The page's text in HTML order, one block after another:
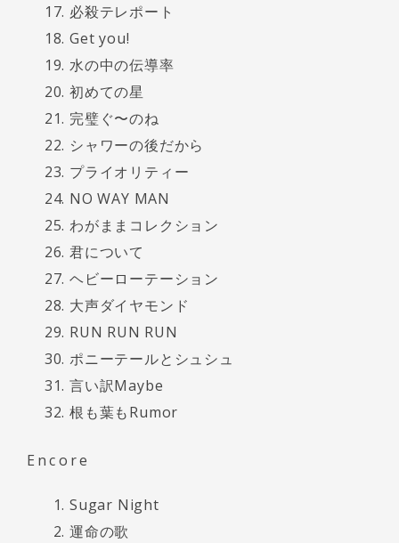
必殺テレポート
Get you!
水の中の伝導率
初めての星
完璧ぐ〜のね
シャワーの後だから
プライオリティー
NO WAY MAN
わがままコレクション
君について
ヘビーローテーション
大声ダイヤモンド
RUN RUN RUN
ポニーテールとシュシュ
言い訳Maybe
根も葉もRumor
Encore
Sugar Night
運命の歌